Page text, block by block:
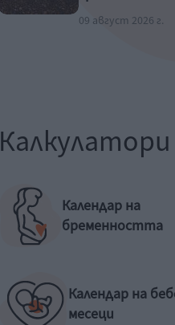
09 август 2026 г.
Калкулатори
Календар на
бременността
Календар на
месеци